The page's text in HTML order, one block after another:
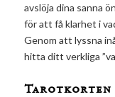
avslöja dina sanna
för att få klarhet i
Genom att lyssna
hitta ditt verkliga
Tarotkorten